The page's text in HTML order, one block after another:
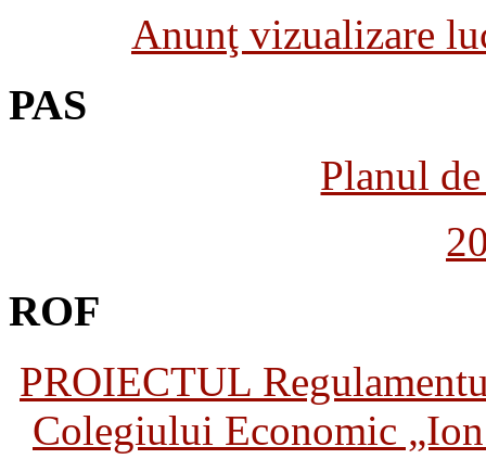
Anunţ vizualizare
PAS
Planul
ROF
PROIECTUL
Colegiului Economic